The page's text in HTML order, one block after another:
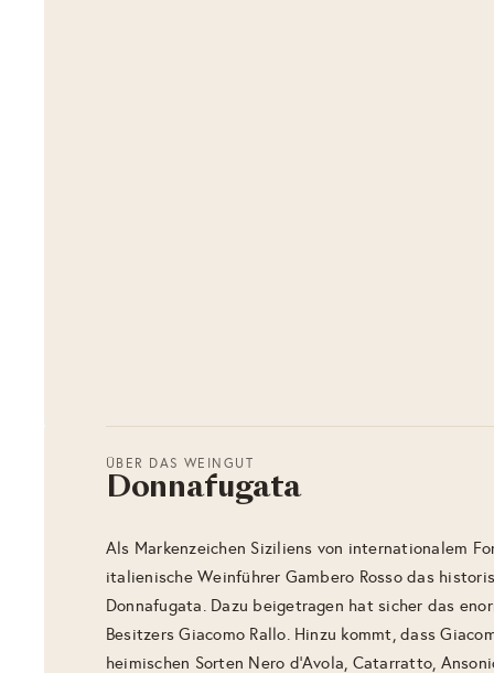
ÜBER DAS WEINGUT
Donnafugata
Als Markenzeichen Siziliens von internationalem
italienische Weinführer Gambero Rosso das
Donnafugata. Dazu beigetragen hat sicher das
Besitzers Giacomo Rallo. Hinzu kommt, dass
heimischen Sorten Nero d’Avola, Catarratto,